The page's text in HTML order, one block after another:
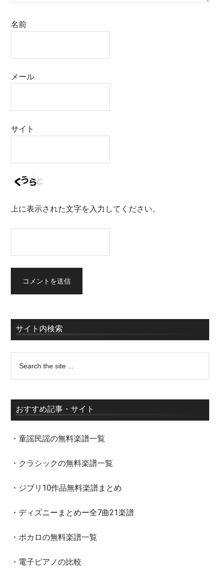
名前
メール
サイト
上に表示された文字を入力してください。
サイト内検索
おすすめ記事・サイト
・童謡民謡の無料楽譜一覧
・クラシックの無料楽譜一覧
・ジブリ10作品無料楽譜まとめ
・ディズニーまとめー全7曲21楽譜
・ボカロの無料楽譜一覧
・電子ピアノの比較